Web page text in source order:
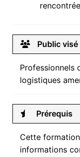
Public visé
Professionnels
logistiques
Prérequis
Cette
informations